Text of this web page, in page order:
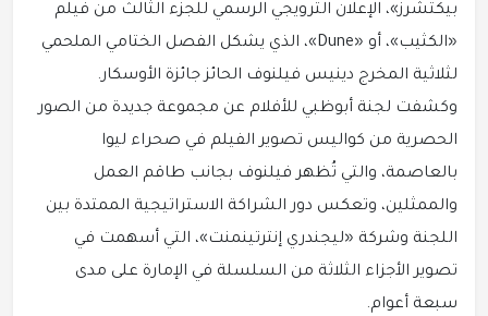
بيكتشرز»، الإعلان الترويجي الرسمي للجزء الثالث من فيلم
«الكثيب»، أو «Dune»، الذي يشكل الفصل الختامي الملحمي
لثلاثية المخرج دينيس فيلنوف الحائز جائزة الأوسكار.
وكشفت لجنة أبوظبي للأفلام عن مجموعة جديدة من الصور
الحصرية من كواليس تصوير الفيلم في صحراء ليوا
بالعاصمة، والتي تُظهر فيلنوف بجانب طاقم العمل
والممثلين، وتعكس دور الشراكة الاستراتيجية الممتدة بين
اللجنة وشركة «ليجندري إنترتينمنت»، التي أسهمت في
تصوير الأجزاء الثلاثة من السلسلة في الإمارة على مدى
سبعة أعوام.